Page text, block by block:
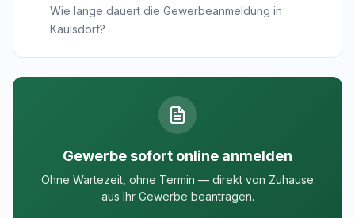
Wie lange dauert die Gewerbeanmeldung in
Kaulsdorf?
Gewerbe sofort online anmelden
Ohne Wartezeit, ohne Termin — direkt von Zuhause
aus Ihr Gewerbe beantragen.